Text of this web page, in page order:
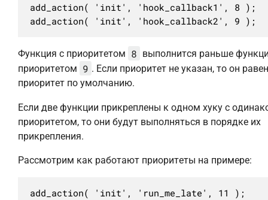
add_action( 'init', 'hook_callback1', 8 );
add_action( 'init', 'hook_callback2', 9 );
Функция с приоритетом 8 выполнится раньше
приоритетом 9 . Если приоритет не указан, то он
приоритет по умолчанию.
Если две функции прикреплены к одном хуку с
приоритетом, то они будут выполняться в порядке их
прикрепления.
Рассмотрим как работают приоритеты на примере:
add_action( 'init', 'run_me_late', 11 );